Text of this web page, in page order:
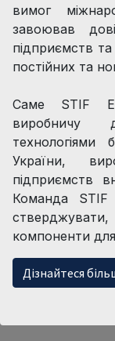
вимог
завоював
підприємств
постійних та
Саме STIF
виробничу
технологіями
України,
підприємств
Команда
компоненти
Дізнайтеся